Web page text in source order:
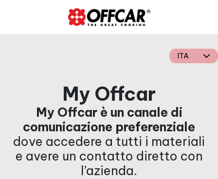
ITA
My Offcar
My Offcar è un canale di
comunicazione preferenziale
dove accedere a tutti i materiali
e avere un contatto diretto con
l’azienda.